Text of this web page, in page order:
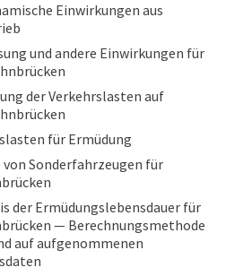
Einwirkungen aus
und andere Einwirkungen für
der Verkehrslasten auf
für Ermüdung
von Sonderfahrzeugen für
der Ermüdungslebensdauer für
— Berechnungsmethode
auf aufgenommenen